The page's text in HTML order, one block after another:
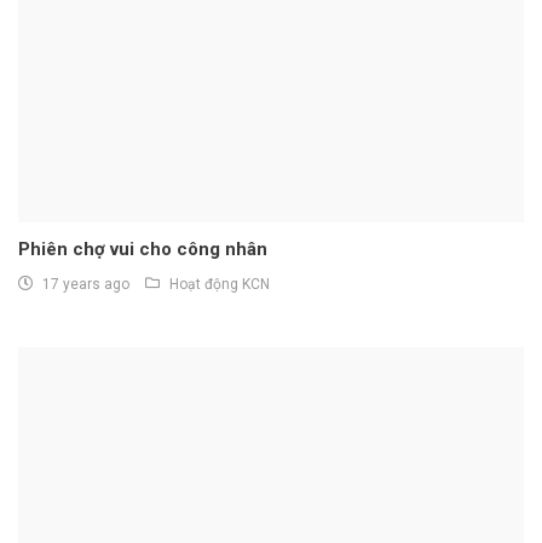
Phiên chợ vui cho công nhân
17 years ago Hoạt động KCN